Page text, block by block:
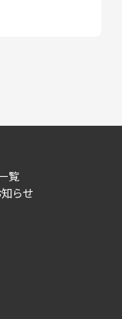
覧
らせ